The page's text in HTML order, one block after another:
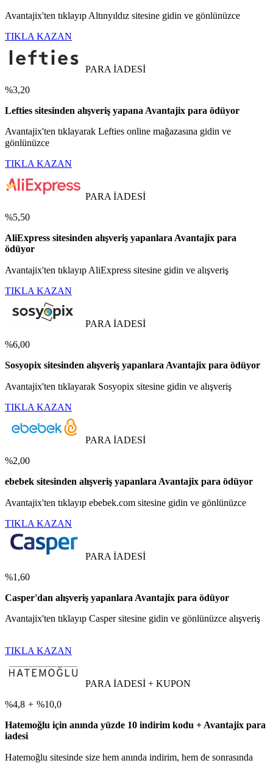
Avantajix'ten tıklayıp Altınyıldız sitesine gidin ve gönlünüzce
TIKLA KAZAN
PARA İADESİ
%3,20
Lefties sitesinden alışveriş yapana Avantajix para ödüyor
Avantajix'ten tıklayarak Lefties online mağazasına gidin ve
gönlünüzce
TIKLA KAZAN
PARA İADESİ
%5,50
AliExpress sitesinden alışveriş yapanlara Avantajix para
ödüyor
Avantajix'ten tıklayıp AliExpress sitesine gidin ve alışveriş
TIKLA KAZAN
PARA İADESİ
%6,00
Sosyopix sitesinden alışveriş yapanlara Avantajix para ödüyor
Avantajix'ten tıklayarak Sosyopix sitesine gidin ve alışveriş
TIKLA KAZAN
PARA İADESİ
%2,00
ebebek sitesinden alışveriş yapanlara Avantajix para ödüyor
Avantajix'ten tıklayıp ebebek.com sitesine gidin ve gönlünüzce
TIKLA KAZAN
PARA İADESİ
%1,60
Casper'dan alışveriş yapanlara Avantajix para ödüyor
Avantajix'ten tıklayıp Casper sitesine gidin ve gönlünüzce alışveriş
TIKLA KAZAN
PARA İADESİ + KUPON
%4,8 + %10,0
Hatemoğlu için anında yüzde 10 indirim kodu + Avantajix para
iadesi
Hatemoğlu sitesinde size hem anında indirim, hem de sonrasında